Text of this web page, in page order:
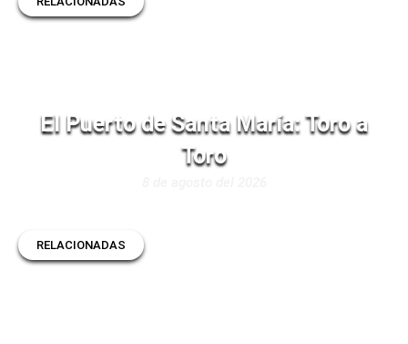
El Puerto de Santa María: Toro a
Toro
RELACIONADAS